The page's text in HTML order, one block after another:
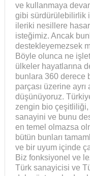
ve kullanmaya
gibi sürdürülebilirlik
ileriki nesillere
isteğimiz. Ancak
destekleyemezsek
Böyle olunca ne
ülkeler hayatlarına
bunlara 360 derece
parçası üzerine ayrı
düşünüyoruz.
zengin bio çeşitliliği,
sanayini ve bunu
en temel olmazsa
bütün bunları
ve bir uyum içinde
Biz fonksiyonel ve
Türk sanayicisi ve